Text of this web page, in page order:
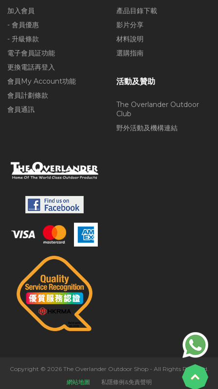
加入會員
- 會員優惠
- 升級條款
電子會員証功能
更換電話再登入
會員My Account功能
會員計劃條款
會員通訊
產品目錄下載
影片分享
材料說明
選購指南
活動及贊助
The Overlander Outdoor
Club
野外活動及機構連結
Copyright © 2026 The Overlander Outdoor Shop - All Rights Reserved.
網站地圖
私隱條例&免責聲明